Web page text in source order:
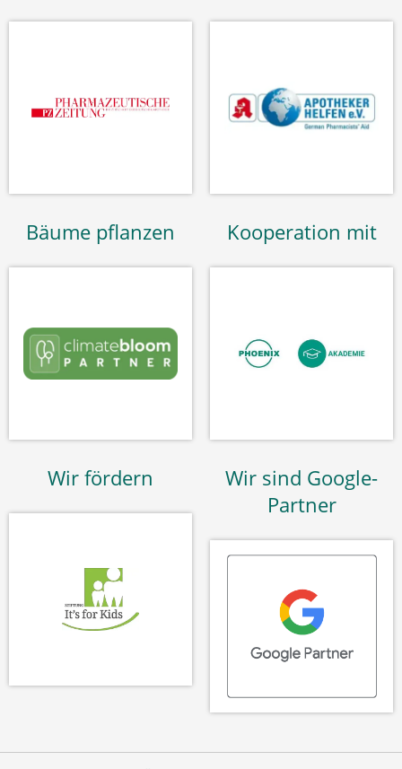
Bäume pflanzen Kooperation mit
Wir fördern
Wir sind Google-
Partner